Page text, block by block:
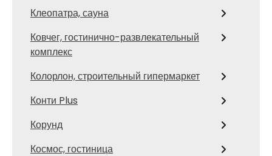
Клеопатра, сауна
Ковчег, гостинично-развлекательный
комплекс
Колорлон, строительный гипермаркет
Конти Plus
Корунд
Космос, гостиница